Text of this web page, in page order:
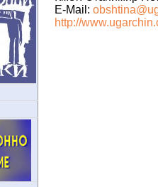
E-Mail:
http://